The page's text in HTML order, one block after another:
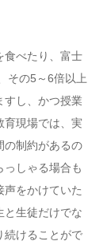
食べたり、富士
その5～6倍以上
すし、かつ授業
育現場では、実
の制約があるの
っしゃる場合も
声をかけていた
と生徒だけでな
続けることがで